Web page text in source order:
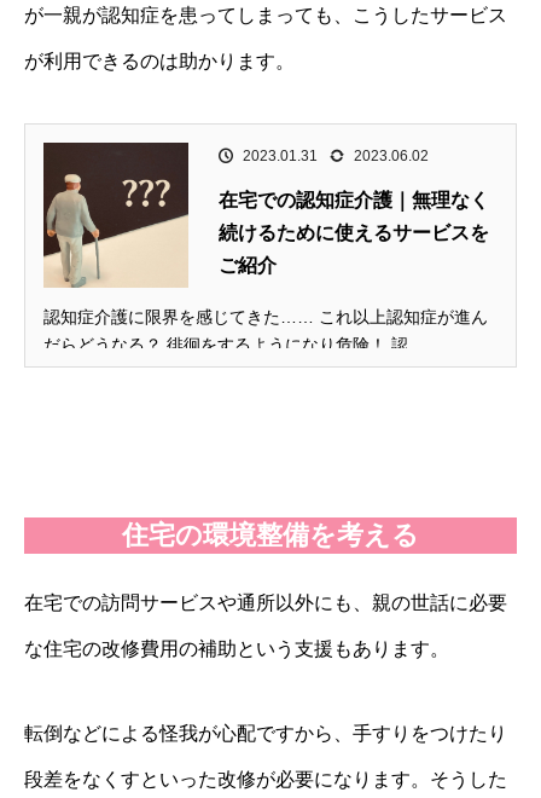
が一親が認知症を患ってしまっても、こうしたサービス
が利用できるのは助かります。
2023.01.31 2023.06.02
在宅での認知症介護｜無理なく
続けるために使えるサービスを
ご紹介
認知症介護に限界を感じてきた…… これ以上認知症が進ん
だらどうなる？ 徘徊をするようになり危険！ 認...
住宅の環境整備を考える
在宅での訪問サービスや通所以外にも、親の世話に必要
な住宅の改修費用の補助という支援もあります。
転倒などによる怪我が心配ですから、手すりをつけたり
段差をなくすといった改修が必要になります。そうした